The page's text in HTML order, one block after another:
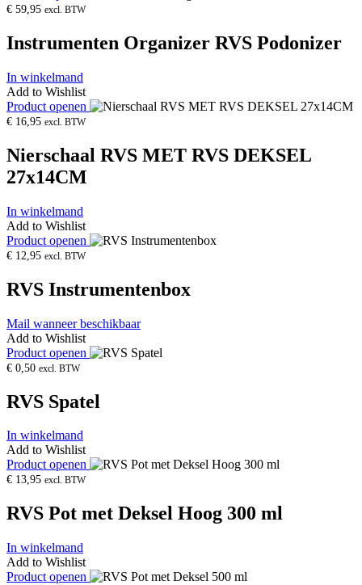
€ 59,95 excl. BTW
Instrumenten Organizer RVS Podonizer
In winkelmand
Add to Wishlist
Product openen
€ 16,95 excl. BTW
Nierschaal RVS MET RVS DEKSEL
27x14CM
In winkelmand
Add to Wishlist
Product openen
€ 12,95 excl. BTW
RVS Instrumentenbox
Mail wanneer beschikbaar
Add to Wishlist
Product openen
€ 0,50 excl. BTW
RVS Spatel
In winkelmand
Add to Wishlist
Product openen
€ 13,95 excl. BTW
RVS Pot met Deksel Hoog 300 ml
In winkelmand
Add to Wishlist
Product openen